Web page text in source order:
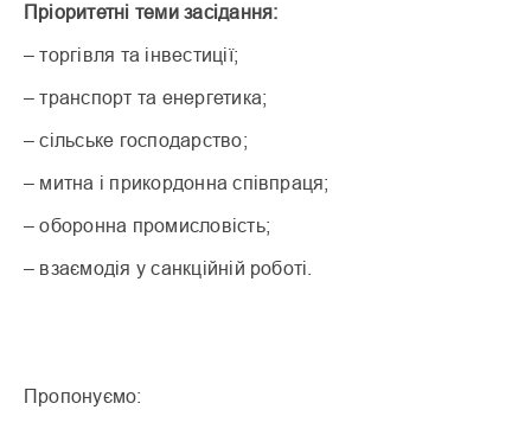
Пріоритетні теми засідання:
– торгівля та інвестиції;
– транспорт та енергетика;
– сільське господарство;
– митна і прикордонна співпраця;
– оборонна промисловість;
– взаємодія у санкційній роботі.
Пропонуємо: